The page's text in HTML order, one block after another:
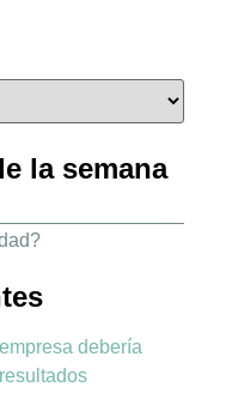
la semana
debería